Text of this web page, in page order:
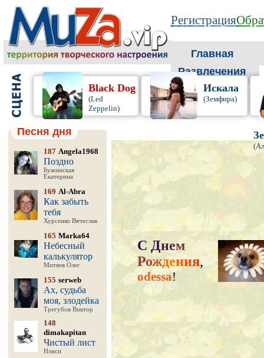
Регистрация
Главная
Развлечения
Black Dog
(Led
Zeppelin)
Искала
(Земфира)
Песня дня
187 Angela1968
Поздно
Бужинская
Екатерина
169 Al-Abra
Как забыть
тебя
Хурсенко Вячеслав
165 Marka64
Небесный
калькулятор
Митяев Олег
155 serweb
Ах, судьба
моя, злодейка
Трегубов Виктор
148
dimakapitan
Чистый лист
Нэнси
С Днем
Рождения,
odessa!